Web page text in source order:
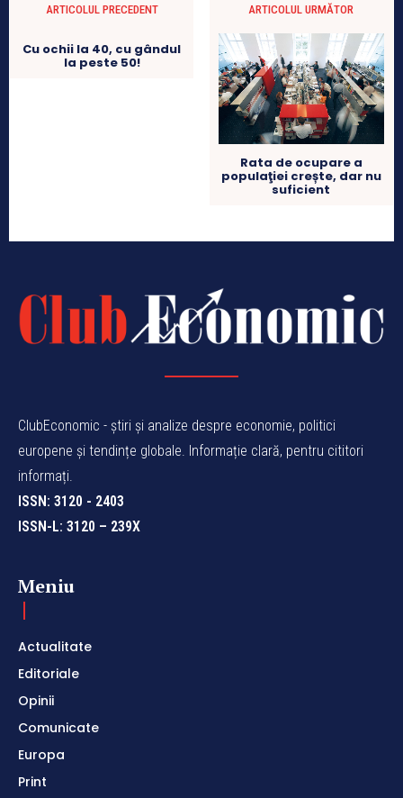
ARTICOLUL PRECEDENT
Cu ochii la 40, cu gândul
la peste 50!
ARTICOLUL URMĂTOR
Rata de ocupare a
populaţiei crește, dar nu
suficient
ClubEconomic - știri și analize despre economie, politici
europene și tendințe globale. Informație clară, pentru cititori
informați.
ISSN: 3120 - 2403
ISSN-L: 3120 – 239X
Meniu
Actualitate
Editoriale
Opinii
Comunicate
Europa
Print